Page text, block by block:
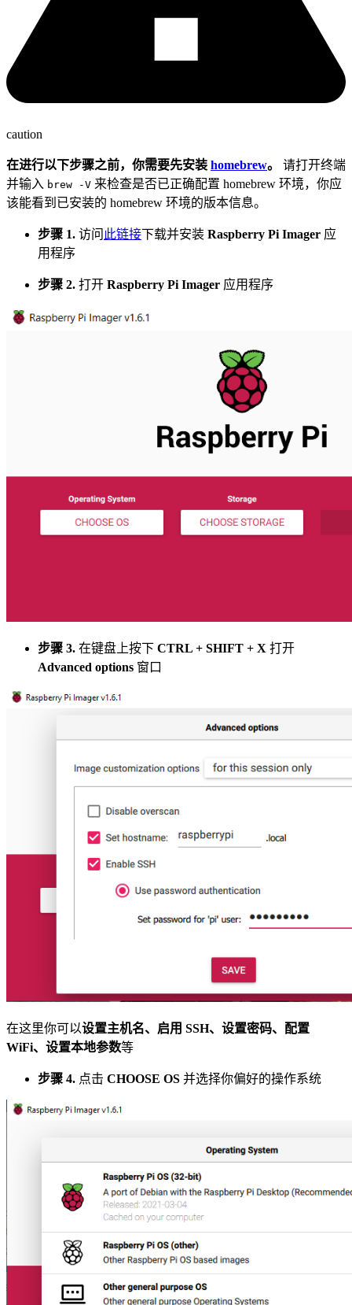
caution
在进行以下步骤之前，你需要先安装 homebrew。
请打开终端
并输入 brew -V 来检查是否已正确配置 homebrew 环境，你应
该能看到已安装的 homebrew 环境的版本信息。
步骤 1. 访问 此链接下载并安装 Raspberry Pi Imager 应
用程序
步骤 2. 打开 Raspberry Pi Imager 应用程序
步骤 3. 在键盘上按下 CTRL + SHIFT + X 打开
Advanced options 窗口
在这里你可以设置主机名、启用 SSH、设置密码、配置
WiFi、设置本地参数等
步骤 4. 点击 CHOOSE OS 并选择你偏好的操作系统